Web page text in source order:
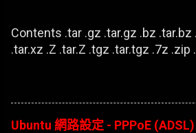
Contents .tar .gz .tar.gz .bz .tar.bz
.tar.xz .Z .tar.Z .tgz .tar.tgz .7z .zip
Ubuntu 網路設定 - PPPoE